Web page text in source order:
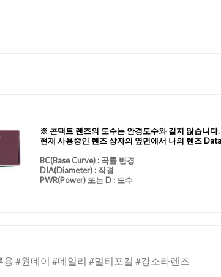
※ 콘택트 렌즈의 도수는 안경도수와 같지 않습니
현재 사용중인 렌즈 상자의 옆면에서 나의 렌즈
BC(Base Curve): 곡률 반경
DIA(Diameter) : 직경
PWR(Power) 또는 D : 도수
용 #원데이 #데일리 #멀티포컬 #강소라렌즈